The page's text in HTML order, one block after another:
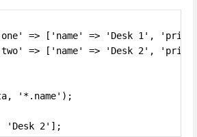
=> ['name' => 'Desk 1',
=> ['name' => 'Desk 2',
'*.name');
'Desk 2'];